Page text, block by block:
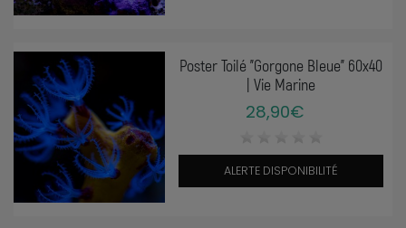
Poster Toilé "Gorgone Bleue" 60x40
| Vie Marine
28,90€
ALERTE DISPONIBILITÉ